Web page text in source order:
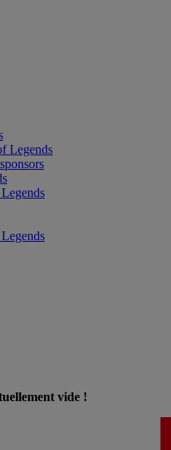
Legends
vide !